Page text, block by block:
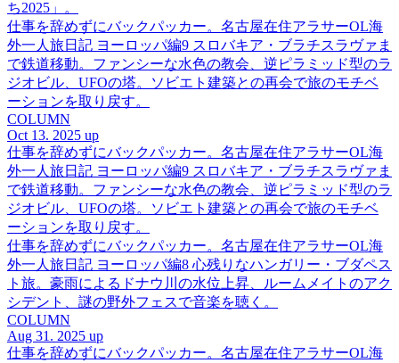
ち2025」。
仕事を辞めずにバックパッカー。名古屋在住アラサーOL海
外一人旅日記 ヨーロッパ編9 スロバキア・ブラチスラヴァま
で鉄道移動。ファンシーな水色の教会、逆ピラミッド型のラ
ジオビル、UFOの塔。ソビエト建築との再会で旅のモチベ
ーションを取り戻す。
COLUMN
Oct 13. 2025 up
仕事を辞めずにバックパッカー。名古屋在住アラサーOL海
外一人旅日記 ヨーロッパ編9 スロバキア・ブラチスラヴァま
で鉄道移動。ファンシーな水色の教会、逆ピラミッド型のラ
ジオビル、UFOの塔。ソビエト建築との再会で旅のモチベ
ーションを取り戻す。
仕事を辞めずにバックパッカー。名古屋在住アラサーOL海
外一人旅日記 ヨーロッパ編8 心残りなハンガリー・ブダペス
ト旅。豪雨によるドナウ川の水位上昇、ルームメイトのアク
シデント、謎の野外フェスで音楽を聴く。
COLUMN
Aug 31. 2025 up
仕事を辞めずにバックパッカー。名古屋在住アラサーOL海